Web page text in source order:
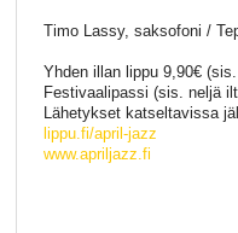
Timo Lassy, saksofoni /
Yhden illan lippu 9,90€
Festivaalipassi (sis. neljä
Lähetykset katseltavissa
lippu.fi/april-jazz
www.apriljazz.fi